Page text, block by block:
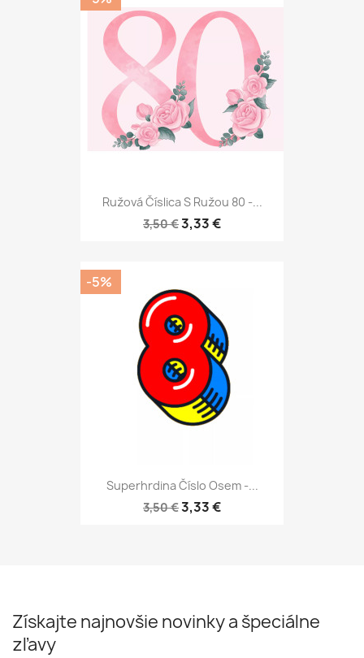
Ružová Číslica S Ružou 80 -...
3,50 €3,33 €
Superhrdina Číslo Osem -...
3,50 €3,33 €
-5%
Získajte najnovšie novinky a špeciálne
zľavy